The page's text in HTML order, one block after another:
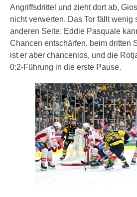
Angriffsdrittel und zieht dort ab,
nicht verwerten. Das Tor fällt wenig
anderen Seite: Eddie Pasquale
Chancen entschärfen, beim dritten
ist er aber chancenlos, und die
0:2-Führung in die erste Pause.